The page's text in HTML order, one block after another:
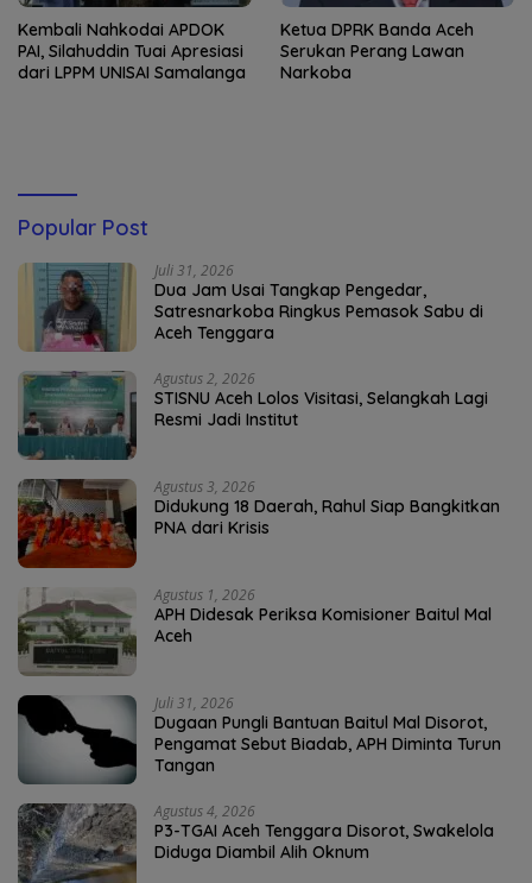
Kembali Nahkodai APDOK
PAI, Silahuddin Tuai Apresiasi
dari LPPM UNISAI Samalanga
Ketua DPRK Banda Aceh
Serukan Perang Lawan
Narkoba
Popular Post
Juli 31, 2026
Dua Jam Usai Tangkap Pengedar,
Satresnarkoba Ringkus Pemasok Sabu di
Aceh Tenggara
Agustus 2, 2026
STISNU Aceh Lolos Visitasi, Selangkah Lagi
Resmi Jadi Institut
Agustus 3, 2026
Didukung 18 Daerah, Rahul Siap Bangkitkan
PNA dari Krisis
Agustus 1, 2026
APH Didesak Periksa Komisioner Baitul Mal
Aceh
Juli 31, 2026
Dugaan Pungli Bantuan Baitul Mal Disorot,
Pengamat Sebut Biadab, APH Diminta Turun
Tangan
Agustus 4, 2026
P3-TGAI Aceh Tenggara Disorot, Swakelola
Diduga Diambil Alih Oknum